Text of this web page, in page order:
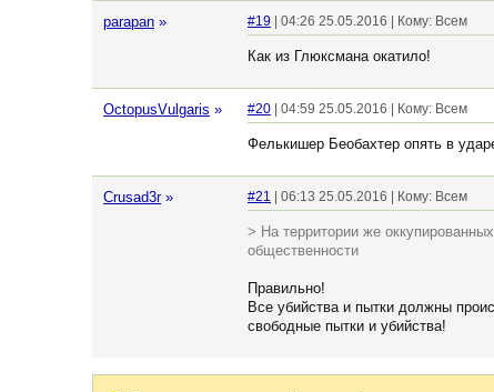
parapan » #19 | 04:26 25.05.2016 | Кому: Всем
Как из Глюксмана окатило!
OctopusVulgaris » #20 | 04:59 25.05.2016 | Кому: Всем
Фелькишер Беобахтер опять в
Crusad3r » #21 | 06:13 25.05.2016 | Кому: Всем
> На территории же
общественности
Правильно!
Все убийства и пытки должны
свободные пытки и убийства!